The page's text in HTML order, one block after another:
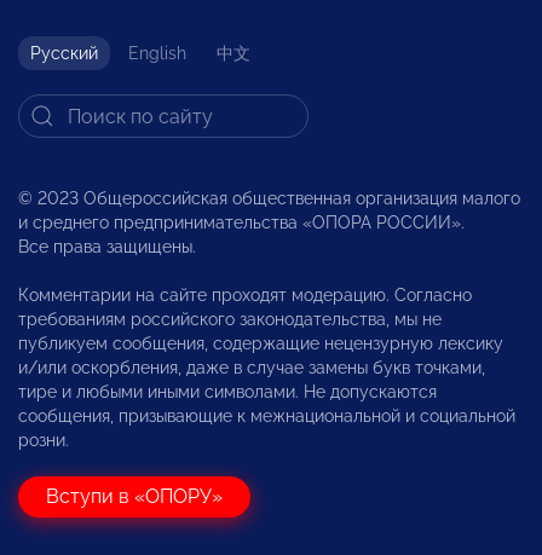
Русский English 中文
© 2023 Общероссийская общественная организация малого
и среднего предпринимательства «ОПОРА РОССИИ».
Все права защищены.
Комментарии на сайте проходят модерацию. Согласно
требованиям российского законодательства, мы не
публикуем сообщения, содержащие нецензурную лексику
и/или оскорбления, даже в случае замены букв точками,
тире и любыми иными символами. Не допускаются
сообщения, призывающие к межнациональной и социальной
розни.
Вступи в «ОПОРУ»